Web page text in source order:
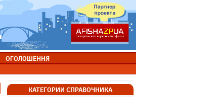
ОГОЛОШЕННЯ
КАТЕГОРИИ СПРАВОЧНИКА